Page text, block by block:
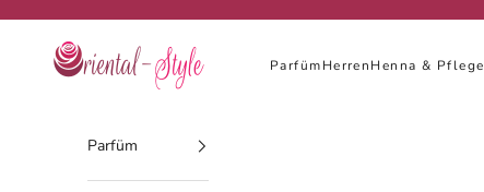
Oriental-Style
ParfümHerrenHenna & Pflege
Parfüm